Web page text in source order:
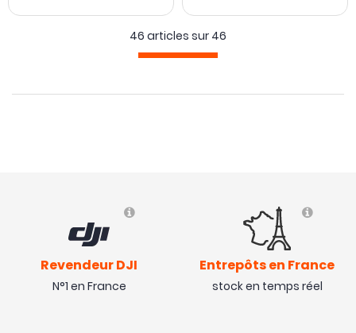
46 articles sur 46
Revendeur DJI
N°1 en France
Entrepôts en France
stock en temps réel